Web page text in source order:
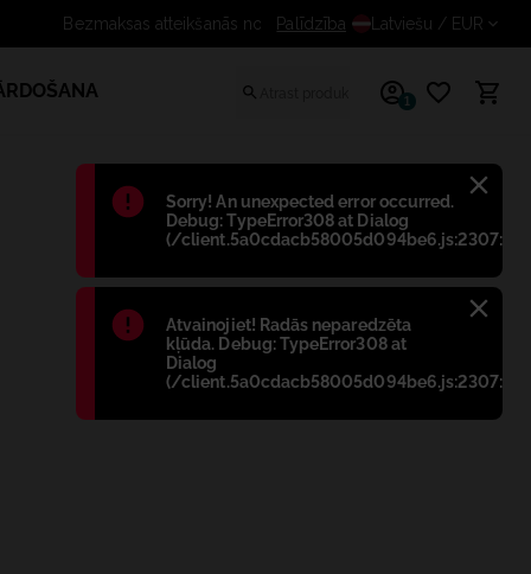
Błąd:
Sorry! An unexpected error occurred.
Debug: TypeError308 at Dialog
(/
Błąd:
Atvainojiet! Radās neparedzēta
kļūda. Debug: TypeError308 at
Dialog
(/
Saņem papildus atlaidi
Palīdzība Latviešu / EUR
1